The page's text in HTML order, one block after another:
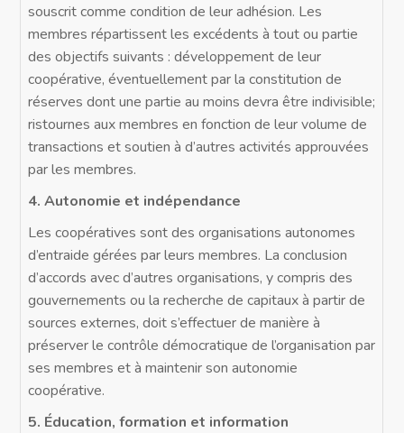
souscrit comme condition de leur adhésion. Les
membres répartissent les excédents à tout ou partie
des objectifs suivants : développement de leur
coopérative, éventuellement par la constitution de
réserves dont une partie au moins devra être indivisible;
ristournes aux membres en fonction de leur volume de
transactions et soutien à d’autres activités approuvées
par les membres.
4. Autonomie et indépendance
Les coopératives sont des organisations autonomes
d’entraide gérées par leurs membres. La conclusion
d’accords avec d’autres organisations, y compris des
gouvernements ou la recherche de capitaux à partir de
sources externes, doit s’effectuer de manière à
préserver le contrôle démocratique de l’organisation par
ses membres et à maintenir son autonomie
coopérative.
5. Éducation, formation et information